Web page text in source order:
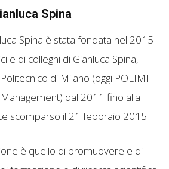
Spina
Spina è stata fondata nel 2015
e di colleghi di Gianluca Spina,
di Milano (oggi POLIMI
dal 2011 fino alla
scomparso il 21 febbraio 2015.
è quello di promuovere e di